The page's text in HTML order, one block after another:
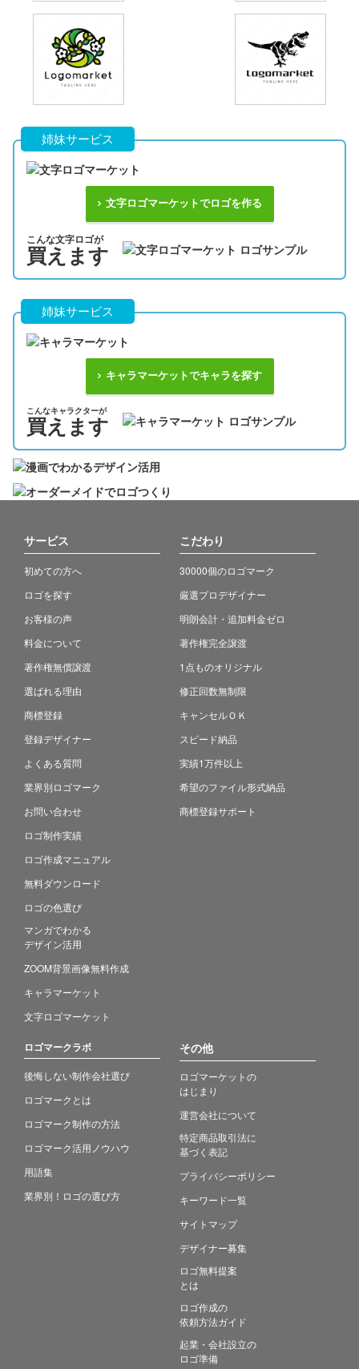
姉妹サービス
文字ロゴマーケットでロゴを作る
こんな文字ロゴが
買えます
姉妹サービス
キャラマーケットでキャラを探す
こんなキャラクターが
買えます
サービス
初めての方へ
ロゴを探す
お客様の声
料金について
著作権無償譲渡
選ばれる理由
商標登録
登録デザイナー
よくある質問
業界別ロゴマーク
お問い合わせ
ロゴ制作実績
ロゴ作成マニュアル
無料ダウンロード
ロゴの色選び
マンガでわかる
デザイン活用
ZOOM背景画像無料作成
キャラマーケット
文字ロゴマーケット
こだわり
30000個のロゴマーク
厳選プロデザイナー
明朗会計・追加料金ゼロ
著作権完全譲渡
1点ものオリジナル
修正回数無制限
キャンセルＯＫ
スピード納品
実績1万件以上
希望のファイル形式納品
商標登録サポート
ロゴマークラボ
後悔しない制作会社選び
ロゴマークとは
ロゴマーク制作の方法
ロゴマーク活用ノウハウ
用語集
業界別！ロゴの選び方
その他
ロゴマーケットの
はじまり
運営会社について
特定商品取引法に
基づく表記
プライバシーポリシー
キーワード一覧
サイトマップ
デザイナー募集
ロゴ無料提案
とは
ロゴ作成の
依頼方法ガイド
起業・会社設立の
ロゴ準備